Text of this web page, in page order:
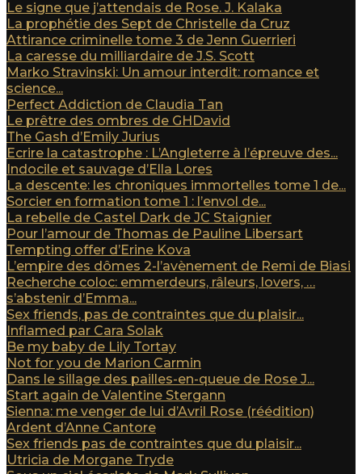
Le signe que j’attendais de Rose. J. Kalaka
La prophétie des Sept de Christelle da Cruz
Attirance criminelle tome 3 de Jenn Guerrieri
La caresse du milliardaire de J.S. Scott
Marko Stravinski: Un amour interdit: romance et
science...
Perfect Addiction de Claudia Tan
Le prêtre des ombres de GHDavid
The Gash d’Emily Jurius
Ecrire la catastrophe : L’Angleterre à l’épreuve des...
Indocile et sauvage d’Ella Lores
La descente: les chroniques immortelles tome 1 de...
Sorcier en formation tome 1 : l’envol de...
La rebelle de Castel Dark de JC Staignier
Pour l’amour de Thomas de Pauline Libersart
Tempting offer d’Erine Kova
L’empire des dômes 2-l’avènement de Remi de Biasi
Recherche coloc: emmerdeurs, râleurs, lovers, …
s’abstenir d’Emma...
Sex friends, pas de contraintes que du plaisir...
Inflamed par Cara Solak
Be my baby de Lily Tortay
Not for you de Marion Carmin
Dans le sillage des pailles-en-queue de Rose J...
Start again de Valentine Stergann
Sienna: me venger de lui d’Avril Rose (réédition)
Ardent d’Anne Cantore
Sex friends pas de contraintes que du plaisir...
Utricia de Morgane Tryde